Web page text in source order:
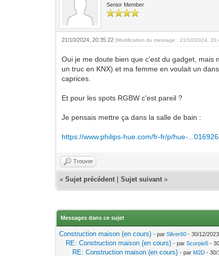
Senior Member
21/10/2024, 20:35:22(Modification du message : 21/10/2024,
Oui je me doute bien que c'est du gadget, mais
un truc en KNX) et ma femme en voulait un
caprices.
Et pour les spots RGBW c'est pareil ?
Je pensais mettre ça dans la salle de bain :
https://www.philips-hue.com/fr-fr/p/hue-
Trouver
«Sujet précédent |Sujet suivant »
Messages dans ce sujet
Construction maison (en cours) - parSilver60 - 30/12/
RE: Construction maison (en cours) - parScorpio5 -
RE: Construction maison (en cours) - par M2D - 30/